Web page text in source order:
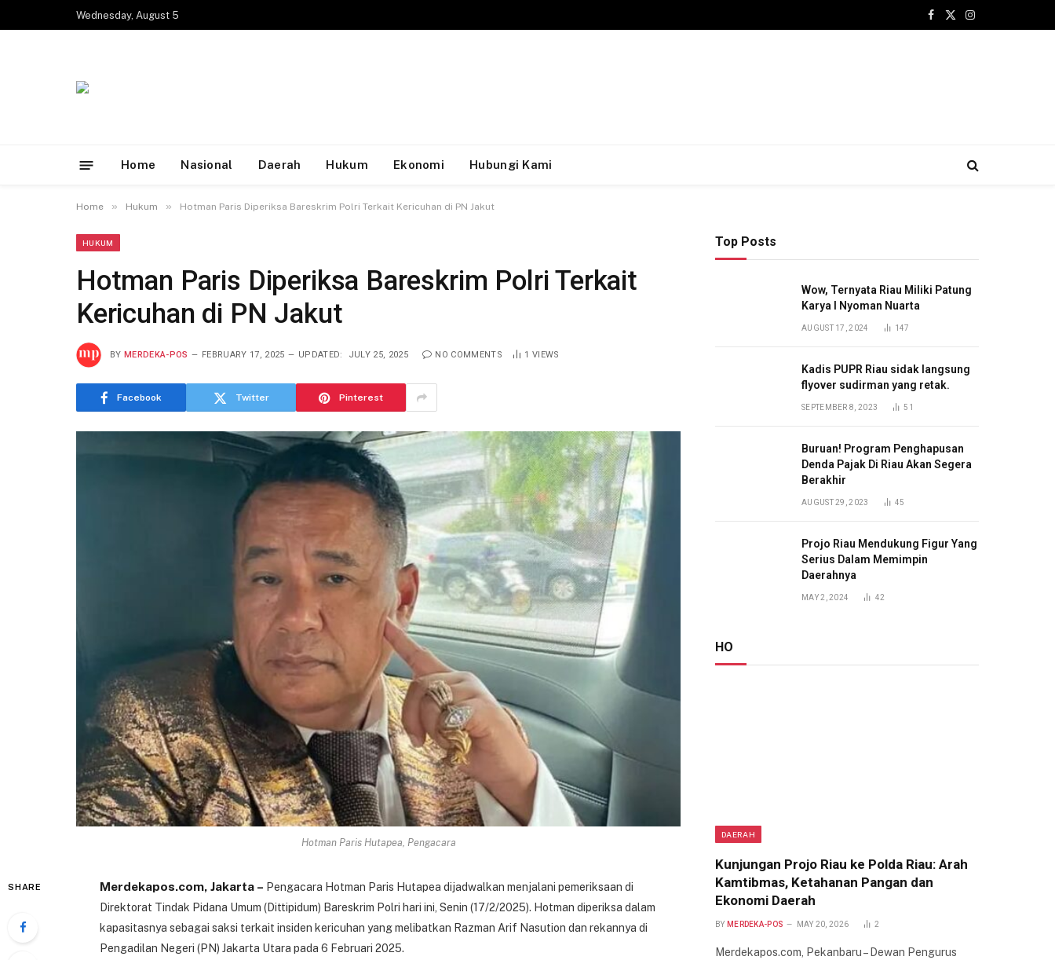
Wednesday, August 5
Facebook
X
Instagram
Home Nasional Daerah Hukum Ekonomi Hubungi Kami
Home » Hukum » Hotman Paris Diperiksa Bareskrim Polri Terkait Kericuhan di PN Jakut
HUKUM
Hotman Paris Diperiksa Bareskrim Polri Terkait
Kericuhan di PN Jakut
BY MERDEKA-POS FEBRUARY 17, 2025 UPDATED: JULY 25, 2025 NO COMMENTS 1 VIEWS
Facebook Twitter Pinterest
Hotman Paris Hutapea, Pengacara
SHARE Merdekapos.com, Jakarta – Pengacara Hotman Paris Hutapea dijadwalkan menjalani pemeriksaan di
Direktorat Tindak Pidana Umum (Dittipidum) Bareskrim Polri hari ini, Senin (17/2/2025). Hotman diperiksa dalam
kapasitasnya sebagai saksi terkait insiden kericuhan yang melibatkan Razman Arif Nasution dan rekannya di
Pengadilan Negeri (PN) Jakarta Utara pada 6 Februari 2025.
Top Posts
Wow, Ternyata Riau Miliki Patung
Karya I Nyoman Nuarta
AUGUST 17, 2024 147
Kadis PUPR Riau sidak langsung
flyover sudirman yang retak.
SEPTEMBER 8, 2023 51
Buruan! Program Penghapusan
Denda Pajak Di Riau Akan Segera
Berakhir
AUGUST 29, 2023 45
Projo Riau Mendukung Figur Yang
Serius Dalam Memimpin
Daerahnya
MAY 2, 2024 42
HO
DAERAH
Kunjungan Projo Riau ke Polda Riau: Arah
Kamtibmas, Ketahanan Pangan dan
Ekonomi Daerah
BY MERDEKA-POS MAY 20, 2026 2
Merdekapos.com, Pekanbaru – Dewan Pengurus